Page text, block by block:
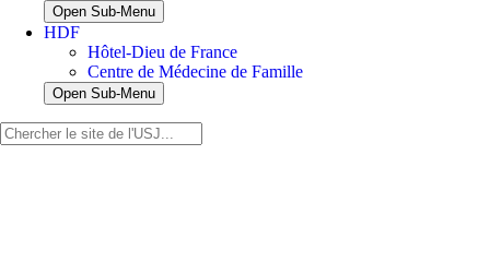
Open Sub-Menu
HDF
Hôtel-Dieu de France
Centre de Médecine de Famille
Open Sub-Menu